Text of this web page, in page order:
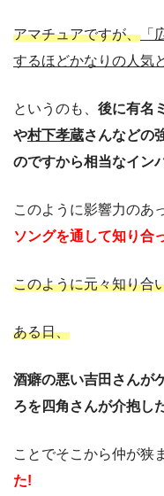
アマチュアですが、 「
するほどかなりの人気
というのも、 後に有名
や村下孝蔵さんなどの
のですから相当なイン
このように影響力のあ
ソングを通して知り合
このように元々知り合
ある日、
酒癖の悪い吉田さんが
ろを四角さんが介抱し
ことでそこから仲が狭
た!